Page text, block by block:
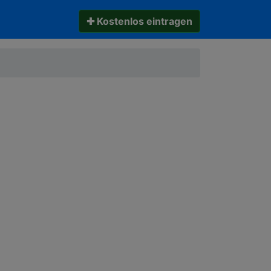
✚ Kostenlos eintragen